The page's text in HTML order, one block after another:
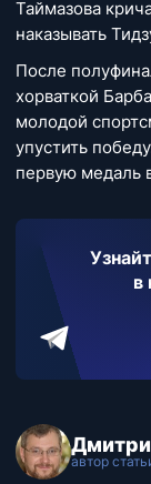
Таймазова
наказывать
После
хорваткой
молодой
упустить
первую медаль
в
автор